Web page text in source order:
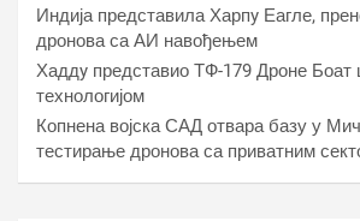
Индија представила Харпy Еагле,
дронова са АИ навођењем
Хаддy представио ТФ-179 Дроне
технологијом
Копнена војска САД отвара базу у
тестирање дронова са приватним